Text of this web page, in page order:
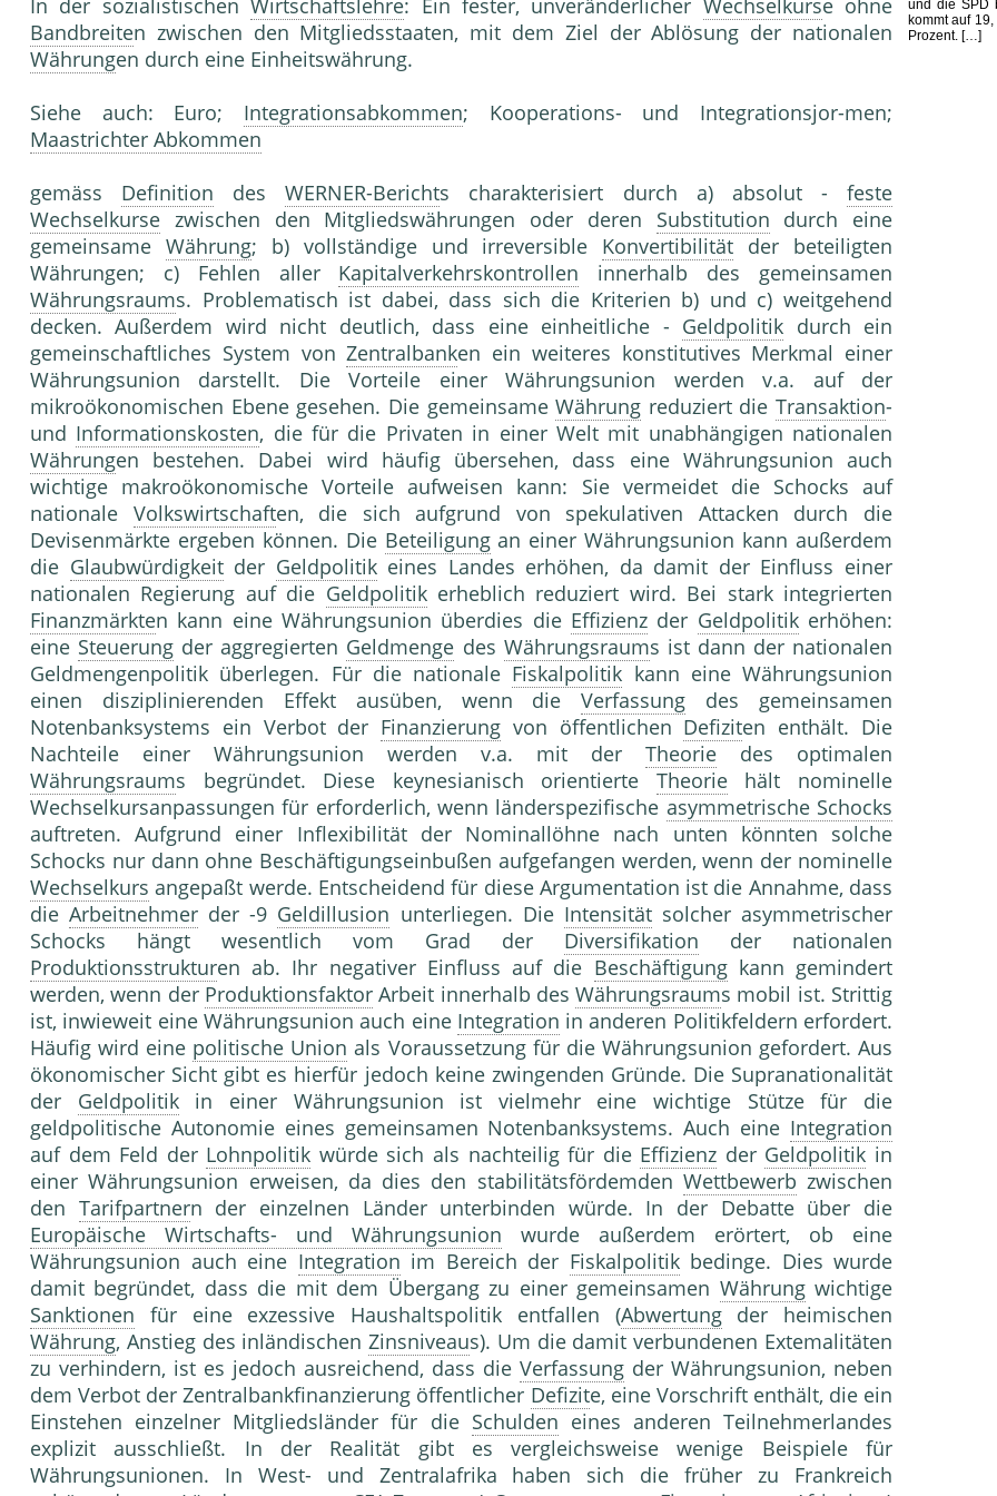
In der sozialistischenWirtschaftslehre: Ein fester, unveränderlicher Wechselkurse ohne
Bandbreiten zwischen den Mitgliedsstaaten, mit dem Ziel der Ablösung der nationalen
Währungen durch eine Einheitswährung.
Siehe auch: Euro; Integrationsabkommen; Kooperations- und Integrationsjor-men;
Maastrichter Abkommen
gemäss Definition desWERNER-Berichts charakterisiert durch a) absolut -feste
Wechselkurse zwischen den Mitgliedswährungen oder deren Substitution durch eine
gemeinsame Währung; b) vollständige und irreversible Konvertibilität der beteiligten
Währungen; c) Fehlen aller Kapitalverkehrskontrollen innerhalb des gemeinsamen
Währungsraums. Problematisch ist dabei, dass sich die Kriterien b) und c) weitgehend
decken. Außerdem wird nicht deutlich, dass eine einheitliche - Geldpolitik durch ein
gemeinschaftliches System vonZentralbanken ein weiteres konstitutives Merkmal einer
Währungsunion darstellt. Die Vorteile einer Währungsunion werden v.a. auf der
mikroökonomischen Ebene gesehen. Die gemeinsameWährung reduziert die Transaktion-
und Informationskosten, die für die Privaten in einer Welt mit unabhängigen nationalen
Währungen bestehen. Dabei wird häufig übersehen, dass eine Währungsunion auch
wichtige makroökonomische Vorteile aufweisen kann: Sie vermeidet die Schocks auf
nationale Volkswirtschaften, die sich aufgrund von spekulativen Attacken durch die
Devisenmärkte ergeben können. Die Beteiligungan einer Währungsunion kann außerdem
die Glaubwürdigkeitder Geldpolitikeines Landes erhöhen, da damit der Einfluss einer
nationalen Regierung auf die Geldpolitikerheblich reduziert wird. Bei stark integrierten
Finanzmärkten kann eine Währungsunion überdies die Effizienz der Geldpolitikerhöhen:
eine Steuerung der aggregierten Geldmenge des Währungsraums ist dann der nationalen
Geldmengenpolitik überlegen. Für die nationale Fiskalpolitik kann eine Währungsunion
einen disziplinierenden Effekt ausüben, wenn dieVerfassung des gemeinsamen
Notenbanksystems ein Verbot der Finanzierung von öffentlichen Defiziten enthält. Die
Nachteile einer Währungsunion werden v.a. mit der Theorie des optimalen
Währungsraums begründet. Diese keynesianisch orientierte Theoriehält nominelle
Wechselkursanpassungen für erforderlich, wenn länderspezifische asymmetrische Schocks
auftreten. Aufgrund einer Inflexibilität der Nominallöhne nach unten könnten solche
Schocks nur dann ohne Beschäftigungseinbußen aufgefangen werden, wenn der nominelle
Wechselkurs angepaßt werde. Entscheidend für diese Argumentation ist die Annahme, dass
dieArbeitnehmer der -9 Geldillusion unterliegen. Die Intensitätsolcher asymmetrischer
Schocks hängt wesentlich vom Grad der Diversifikation der nationalen
Produktionsstrukturen ab. Ihr negativer Einfluss auf die Beschäftigungkann gemindert
werden, wenn der ProduktionsfaktorArbeit innerhalb desWährungsraums mobil ist. Strittig
ist, inwieweit eine Währungsunion auch eine Integration in anderen Politikfeldern erfordert.
Häufig wird eine politische Union als Voraussetzung für die Währungsunion gefordert. Aus
ökonomischer Sicht gibt es hierfür jedoch keine zwingenden Gründe. Die Supranationalität
der Geldpolitikin einer Währungsunion ist vielmehr eine wichtige Stütze für die
geldpolitische Autonomie eines gemeinsamen Notenbanksystems. Auch eine Integration
auf dem Feld der Lohnpolitik würde sich als nachteilig für die Effizienz der Geldpolitik in
einer Währungsunion erweisen, da dies den stabilitätsfördemden Wettbewerb zwischen
den Tarifpartnern der einzelnen Länder unterbinden würde. In der Debatte über die
Europäische Wirtschafts- und Währungsunion wurde außerdem erörtert, ob eine
Währungsunion auch eine Integration im Bereich der Fiskalpolitikbedinge. Dies wurde
damit begründet, dass die mit dem Übergang zu einer gemeinsamen Währungwichtige
Sanktionen für eine exzessive Haushaltspolitik entfallen (Abwertungder heimischen
Währung, Anstieg des inländischenZinsniveaus). Um die damit verbundenen Extemalitäten
zu verhindern, ist es jedoch ausreichend, dass die Verfassung der Währungsunion, neben
dem Verbot der Zentralbankfinanzierung öffentlicher Defizite, eine Vorschrift enthält, die ein
Einstehen einzelner Mitgliedsländer für die Schulden eines anderen Teilnehmerlandes
explizit ausschließt. In der Realität gibt es vergleichsweise wenige Beispiele für
Währungsunionen. In West- und Zentralafrika haben sich die früher zu Frankreich
und die SPD
kommt auf
Prozent. […]